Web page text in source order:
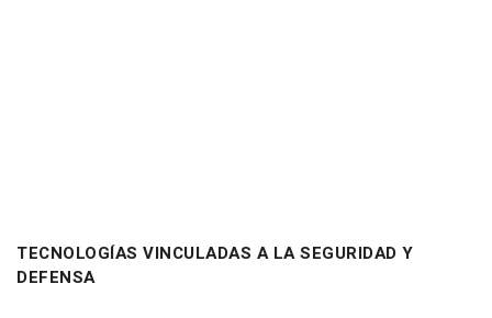
TECNOLOGÍAS VINCULADAS A LA SEGURIDAD Y
DEFENSA